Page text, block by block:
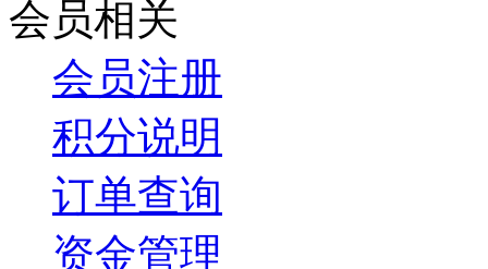
会员相关
会员注册
积分说明
订单查询
资金管理